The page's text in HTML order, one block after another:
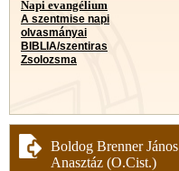
Napi evangélium
A szentmise napi
olvasmányai
BIBLIA/szentiras
Zsolozsma
Boldog Brenner János
Anasztáz (O.Cist.)